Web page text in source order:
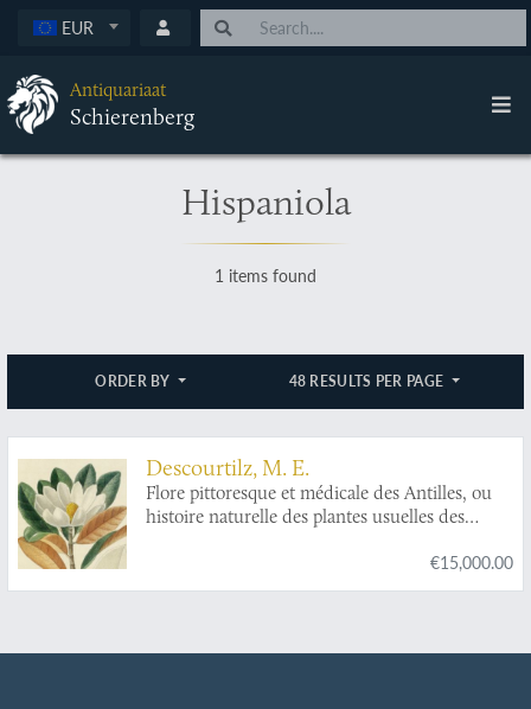
EUR
Antiquariaat
Schierenberg
Hispaniola
1 items found
ORDER BY 48 RESULTS PER PAGE
Descourtilz, M. E.
Flore pittoresque et médicale des Antilles, ou
histoire naturelle des plantes usuelles des
Portugaises; Peinte d'après les dessins faits sur
les lieux par M. J. Th. Descourtilz.
€15,000.00